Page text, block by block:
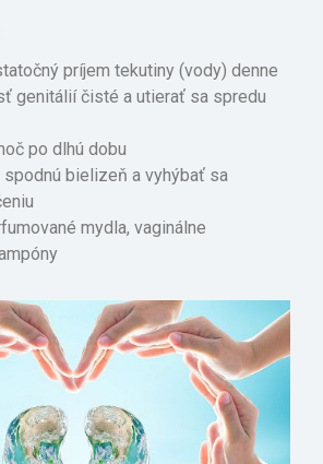
príjem tekutiny (vody) denne
genitálií čisté a utierať sa spredu
po dlhú dobu
bielizeň a vyhýbať sa
mydla, vaginálne